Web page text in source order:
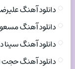
دانلود آهنگ
دانلود آهنگ
دانلود آهنگ
دانلود آهنگ حجت